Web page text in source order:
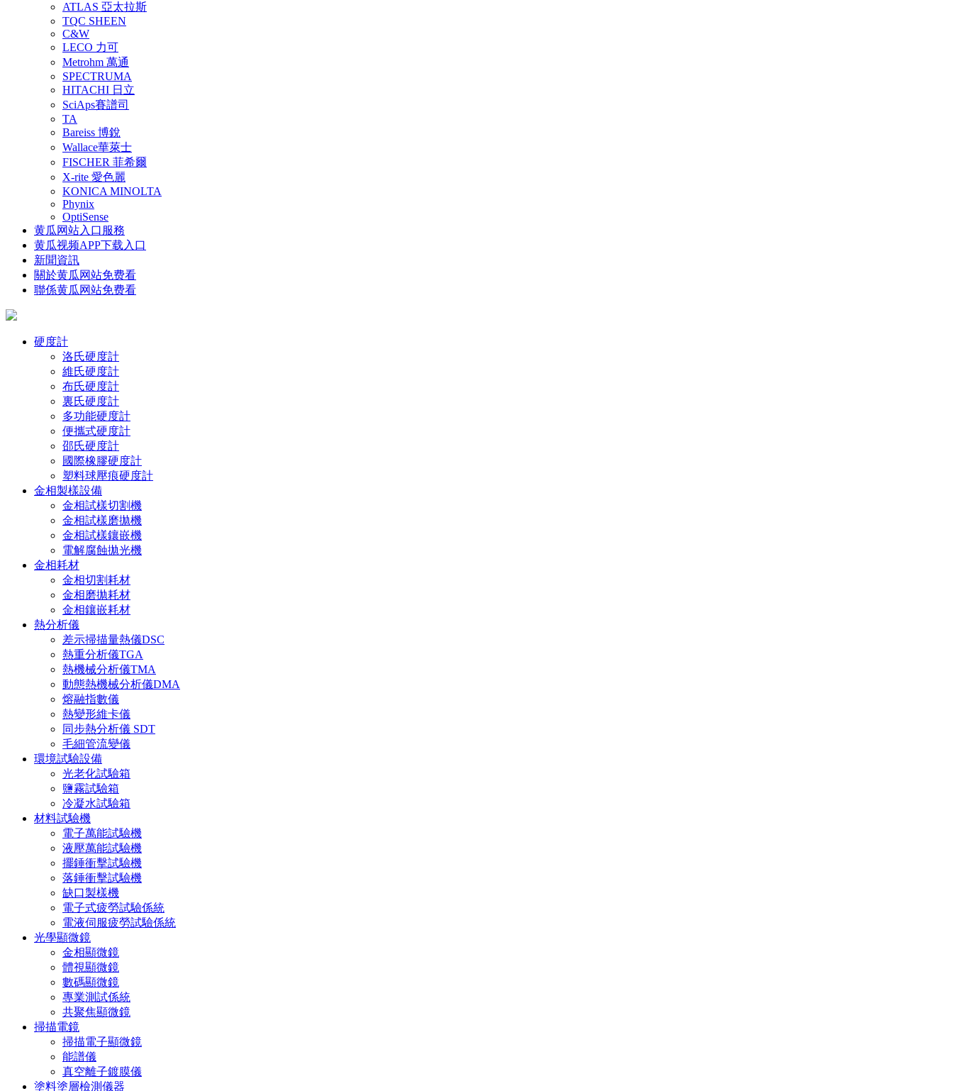
ATLAS 亞太拉斯
TQC SHEEN
C&W
LECO 力可
Metrohm 萬通
SPECTRUMA
HITACHI 日立
SciAps賽譜司
TA
Bareiss 博銳
Wallace華萊士
FISCHER 菲希爾
X-rite 愛色麗
KONICA MINOLTA
Phynix
OptiSense
黄瓜网站入口服務
黄瓜视频APP下载入口
新聞資訊
關於黄瓜网站免费看
聯係黄瓜网站免费看
硬度計
洛氏硬度計
維氏硬度計
布氏硬度計
裏氏硬度計
多功能硬度計
便攜式硬度計
邵氏硬度計
國際橡膠硬度計
塑料球壓痕硬度計
金相製樣設備
金相試樣切割機
金相試樣磨拋機
金相試樣鑲嵌機
電解腐蝕拋光機
金相耗材
金相切割耗材
金相磨拋耗材
金相鑲嵌耗材
熱分析儀
差示掃描量熱儀DSC
熱重分析儀TGA
熱機械分析儀TMA
動態熱機械分析儀DMA
熔融指數儀
熱變形維卡儀
同步熱分析儀 SDT
毛細管流變儀
環境試驗設備
光老化試驗箱
鹽霧試驗箱
冷凝水試驗箱
材料試驗機
電子萬能試驗機
液壓萬能試驗機
擺錘衝擊試驗機
落錘衝擊試驗機
缺口製樣機
電子式疲勞試驗係統
電液伺服疲勞試驗係統
光學顯微鏡
金相顯微鏡
體視顯微鏡
數碼顯微鏡
專業測試係統
共聚焦顯微鏡
掃描電鏡
掃描電子顯微鏡
能譜儀
真空離子鍍膜儀
塗料塗層檢測儀器